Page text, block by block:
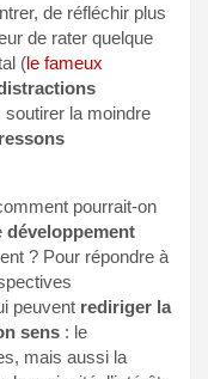
de réfléchir plus
de rater quelque
(le fameux
la moindre
pourrait-on
développement
? Pour répondre à
peuvent rediriger la
sens : le
mais aussi la